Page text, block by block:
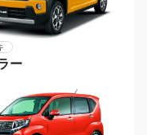
ー